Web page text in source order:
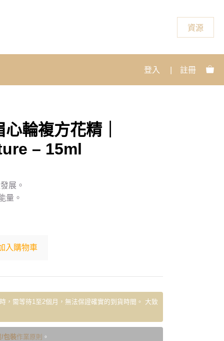
資源
登入 註冊
輪複方花精｜
– 15ml
展。
量。
入購物車
，需等待1至2個月，無法保證確實的到貨時間。 大致
/包裝作業原則 。